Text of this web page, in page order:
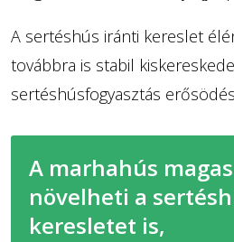
A sertéshús iránti kereslet
továbbra is stabil
sertéshúsfogyasztás
A marhahús
növelheti a
keresletet is,